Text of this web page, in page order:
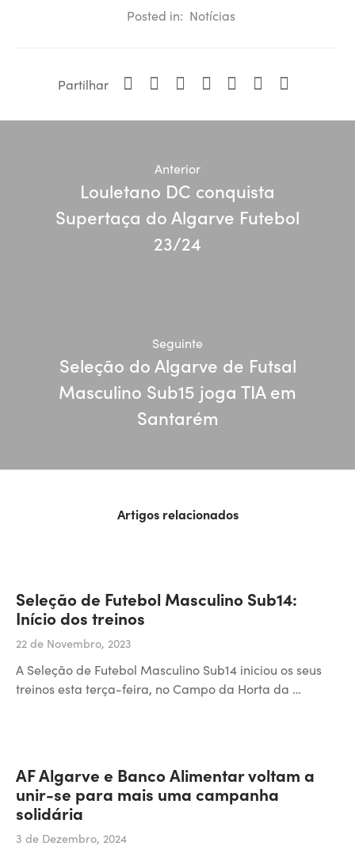
Posted in: Notícias
Partilhar
Anterior
Louletano DC conquista
Supertaça do Algarve Futebol
23/24
Seguinte
Seleção do Algarve de Futsal
Masculino Sub15 joga TIA em
Santarém
Artigos relacionados
Seleção de Futebol Masculino Sub14:
Início dos treinos
22 de Novembro, 2023
A Seleção de Futebol Masculino Sub14 iniciou os seus
treinos esta terça-feira, no Campo da Horta da …
AF Algarve e Banco Alimentar voltam a
unir-se para mais uma campanha
solidária
3 de Dezembro, 2024